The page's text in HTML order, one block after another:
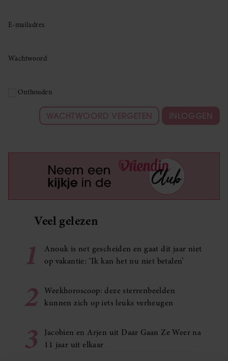
E-mailadres
Wachtwoord
Onthouden
WACHTWOORD VERGETEN INLOGGEN
Veel gelezen
1
Anouk is net gescheiden en gaat dit jaar niet
op vakantie: ‘Ik kan het nu niet betalen’
2
Weekhoroscoop: deze sterrenbeelden
kunnen zich op iets leuks verheugen
3
Jacobien en Arjen uit Daar Gaan Ze Weer na
11 jaar uit elkaar